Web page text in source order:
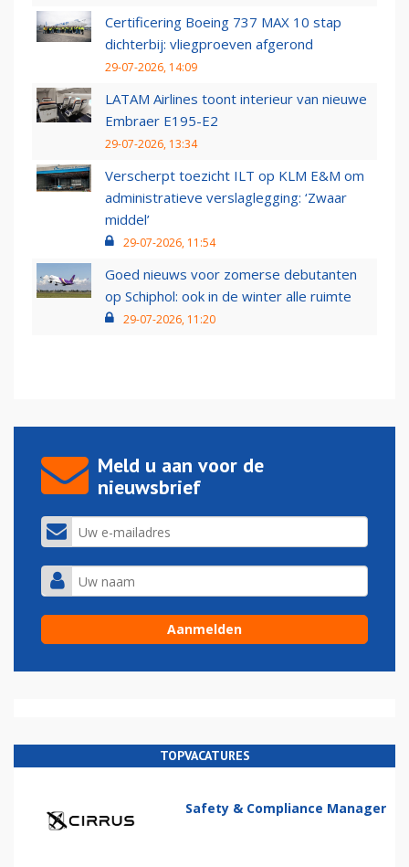
Certificering Boeing 737 MAX 10 stap
dichterbij: vliegproeven afgerond
29-07-2026, 14:09
LATAM Airlines toont interieur van nieuwe
Embraer E195-E2
29-07-2026, 13:34
Verscherpt toezicht ILT op KLM E&M om
administratieve verslaglegging: ‘Zwaar
middel’
29-07-2026, 11:54
Goed nieuws voor zomerse debutanten
op Schiphol: ook in de winter alle ruimte
29-07-2026, 11:20
Meld u aan voor de
nieuwsbrief
TOPVACATURES
Safety & Compliance Manager